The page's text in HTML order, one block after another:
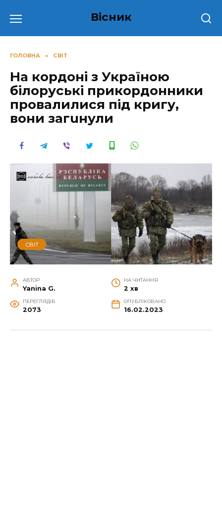
до
Вісник
ГОЛОВНА » СВІТ
На кордоні з Україною
білоруські прикордонники
провалилися під кригу,
вони загuнули
СВІТ
АВТОР
Yanina G.
НА ЧИТАННЯ
2 хв
ПЕРЕГЛЯДІВ
2073
ОПУБЛІКОВАНО
16.02.2023